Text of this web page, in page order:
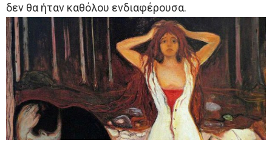
δεν θα ήταν καθόλου ενδιαφέρουσα.